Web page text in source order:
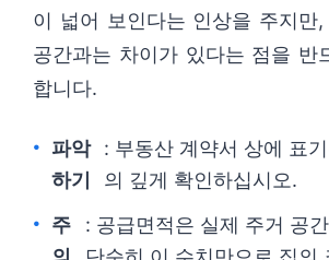
이 넓어 보인다는 인상을 주지만
공간과는 차이가 있다는 점을 반
합니다.
파악
하기
: 부동산 계약서 상에 표
의 깊게 확인하십시오.
주
: 공급면적은 실제 주거 공